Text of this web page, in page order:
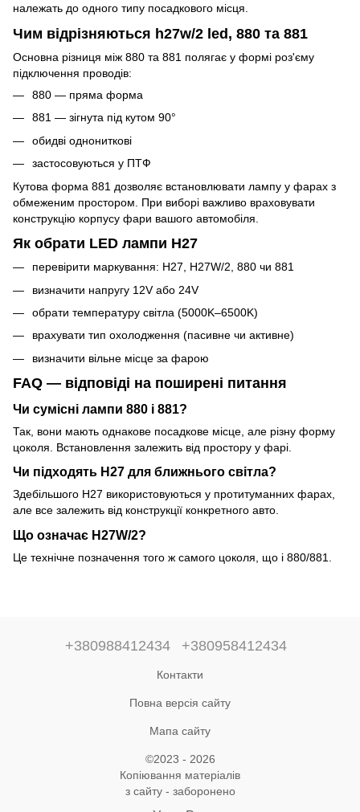
належать до одного типу посадкового місця.
Чим відрізняються h27w/2 led, 880 та 881
Основна різниця між 880 та 881 полягає у формі роз'єму
підключення проводів:
880 — пряма форма
881 — зігнута під кутом 90°
обидві однониткові
застосовуються у ПТФ
Кутова форма 881 дозволяє встановлювати лампу у фарах з
обмеженим простором. При виборі важливо враховувати
конструкцію корпусу фари вашого автомобіля.
Як обрати LED лампи H27
перевірити маркування: H27, H27W/2, 880 чи 881
визначити напругу 12V або 24V
обрати температуру світла (5000K–6500K)
врахувати тип охолодження (пасивне чи активне)
визначити вільне місце за фарою
FAQ — відповіді на поширені питання
Чи сумісні лампи 880 і 881?
Так, вони мають однакове посадкове місце, але різну форму
цоколя. Встановлення залежить від простору у фарі.
Чи підходять H27 для ближнього світла?
Здебільшого H27 використовуються у протитуманних фарах,
але все залежить від конструкції конкретного авто.
Що означає H27W/2?
Це технічне позначення того ж самого цоколя, що і 880/881.
+380988412434 +380958412434
Контакти
Повна версія сайту
Мапа сайту
©2023 - 2026
Копіювання матеріалів
з сайту - заборонено